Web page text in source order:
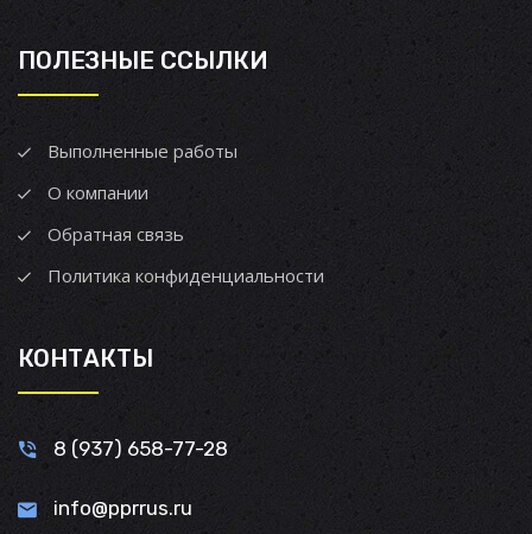
ПОЛЕЗНЫЕ ССЫЛКИ
Выполненные работы
О компании
Обратная связь
Политика конфиденциальности
КОНТАКТЫ
8 (937) 658-77-28
info@pprrus.ru